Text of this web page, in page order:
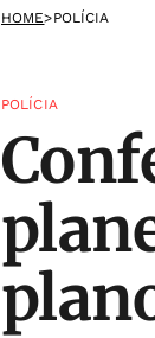
HOME>POLÍCIA
POLÍCIA